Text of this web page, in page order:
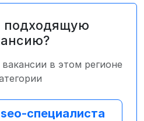
подходящую
в этом регионе
специалиста